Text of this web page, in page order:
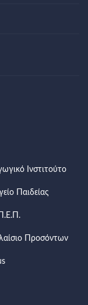
Ινστιτούτο
Παιδείας
Προσόντων